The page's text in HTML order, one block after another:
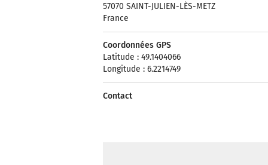
57070 SAINT-JULIEN-LÈS-METZ
France
Coordonnées GPS
Latitude : 49.1404066
Longitude : 6.2214749
Contact